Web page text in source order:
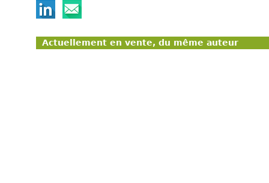
Actuellement en vente, du même auteur